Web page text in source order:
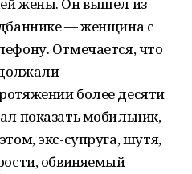
— женщина с
Отмечается, что
более десяти
показать мобильник,
экс-супруга, шутя,
обвиняемый